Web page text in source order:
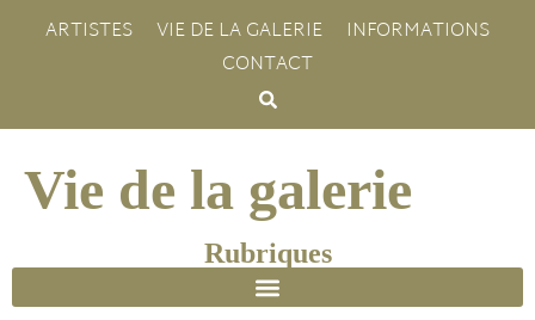
ARTISTES VIE DE LA GALERIE
INFORMATIONS
CONTACT
Vie de la galerie
Rubriques